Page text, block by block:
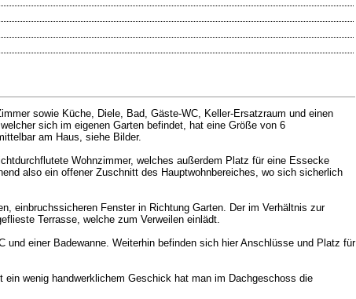
sowie Küche, Diele, Bad, Gäste-WC, Keller-Ersatzraum und einen
sich im eigenen Garten befindet, hat eine Größe von 6
am Haus, siehe Bilder.
Wohnzimmer, welches außerdem Platz für eine Essecke
also ein offener Zuschnitt des Hauptwohnbereiches, wo sich sicherlich
einbruchssicheren Fenster in Richtung Garten. Der im Verhältnis zur
Terrasse, welche zum Verweilen einlädt.
einer Badewanne. Weiterhin befinden sich hier Anschlüsse und Platz für
wenig handwerklichem Geschick hat man im Dachgeschoss die